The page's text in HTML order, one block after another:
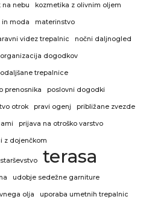
na nebu kozmetika z olivnim oljem
in moda materinstvo
videz trepalnic nočni daljnogled
organizacija dogodkov
trepalnice
prenosnika poslovni dogodki
otrok pravi ogenj približane zvezde
prijava na otroško varstvo
z dojenčkom
starševstvo terasa
udobje sedežne garniture
olja uporaba umetnih trepalnic